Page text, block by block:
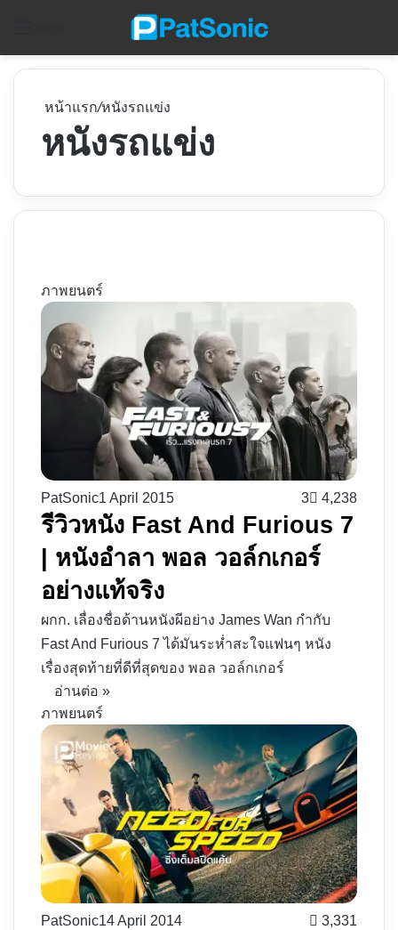
หน้าแรก/หนังรถแข่ง
หนังรถแข่ง
ภาพยนตร์
PatSonic1 April 2015 3 4,238
รีวิวหนัง Fast And Furious 7
| หนังอำลา พอล วอล์กเกอร์
อย่างแท้จริง
ผกก. เลื่องชื่อด้านหนังผีอย่าง James Wan กำกับ
Fast And Furious 7 ได้มันระห่ำสะใจแฟนๆ หนัง
เรื่องสุดท้ายที่ดีที่สุดของ พอล วอล์กเกอร์
อ่านต่อ »
ภาพยนตร์
PatSonic14 April 2014 3,331